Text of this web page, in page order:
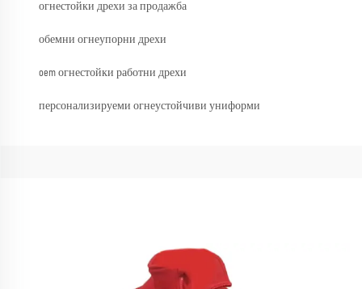
огнестойки дрехи за продажба
обемни огнеупорни дрехи
oem огнестойки работни дрехи
персонализируеми огнеустойчиви униформи